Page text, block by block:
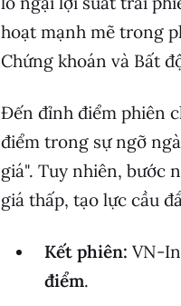
hoạt mạnh mẽ trong
Chứng khoán và Bất
Đến đỉnh điểm phiên
điểm trong sự ngỡ
giá". Tuy nhiên, bước
giá thấp, tạo lực cầu
Kết phiên: VN-
điểm.